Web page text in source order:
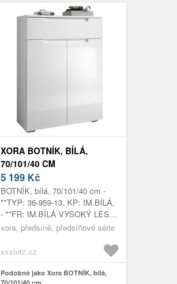
XORA BOTNÍK, BÍLÁ,
70/101/40 CM
5 199 Kč
BOTNÍK, bílá, 70/101/40 cm -
**TYP: 36-959-13, KP: IM.BÍLÁ,
- **FR: IM.BÍLÁ VYSOKÝ LESK,
- **1 ZÁSUVKA, 2 DVEŘE
xora, předsíně, předsíňové série
xxxlutz.cz
Podobně jako Xora BOTNÍK, bílá,